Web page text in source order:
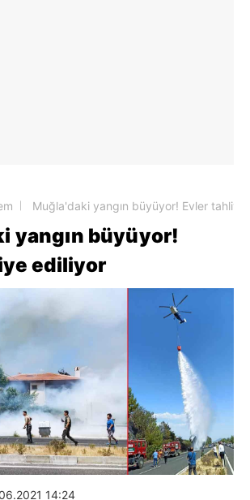
Muğla'daki yangın büyüyor! Evler tahliye
yangın büyüyor!
ediliyor
14:24